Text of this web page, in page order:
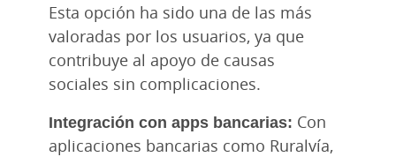
Esta opción ha sido una de las más
valoradas por los usuarios, ya que
contribuye al apoyo de causas
sociales sin complicaciones.
Integración con apps bancarias: Con
aplicaciones bancarias como Ruralvía,